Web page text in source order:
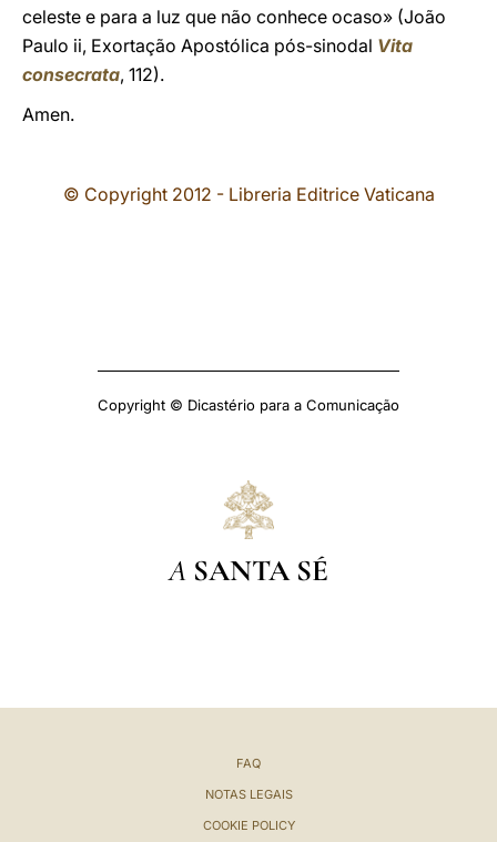
celeste e para a luz que não conhece ocaso» (João
Paulo ii, Exortação Apostólica pós-sinodal Vita
consecrata, 112).
Amen.
© Copyright 2012 - Libreria Editrice Vaticana
Copyright © Dicastério para a Comunicação
A SANTA SÉ
FAQ
NOTAS LEGAIS
COOKIE POLICY